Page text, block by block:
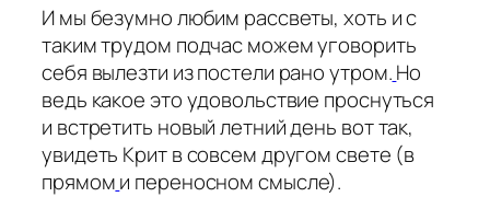
И мы безумно любим рассветы, хоть и с
таким трудом подчас можем уговорить
себя вылезти из постели рано утром.Но
ведь какое это удовольствие проснуться
и встретить новый летний день вот так,
увидеть Крит в совсем другом свете (в
прямоми переносном смысле).